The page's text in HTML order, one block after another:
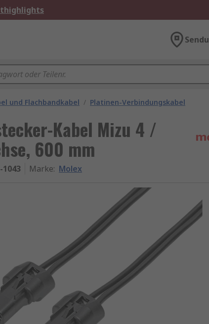
und Flachbandkabel / Platinen-Verbindungskabel
Kabel Mizu 4 /
600 mm
1043 Marke: Molex